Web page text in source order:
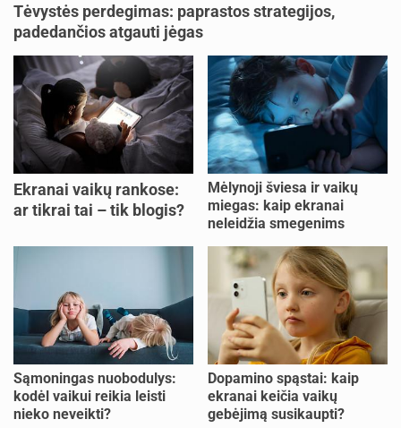
Tėvystės perdegimas: paprastos strategijos,
padedančios atgauti jėgas
Ekranai vaikų rankose:
ar tikrai tai – tik blogis?
Mėlynoji šviesa ir vaikų
miegas: kaip ekranai
neleidžia smegenims
Sąmoningas nuobodulys:
kodėl vaikui reikia leisti
nieko neveikti?
Dopamino spąstai: kaip
ekranai keičia vaikų
gebėjimą susikaupti?